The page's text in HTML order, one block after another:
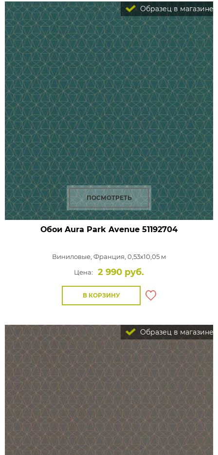
Образец в магазине
ПОСМОТРЕТЬ
Обои Aura Park Avenue 51192704
Виниловые, Франция, 0,53x10,05 м
Цена:
2 990 руб.
В КОРЗИНУ
Образец в магазине